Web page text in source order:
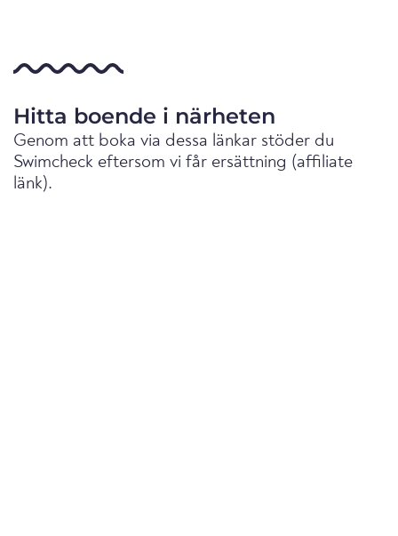
Hitta boende i närheten
Genom att boka via dessa länkar stöder du
Swimcheck eftersom vi får ersättning (affiliate
länk).